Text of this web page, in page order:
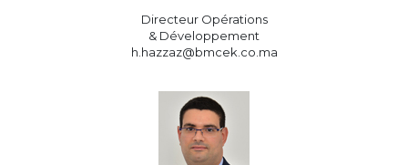
Directeur Opérations
& Développement
h.hazzaz@bmcek.co.ma